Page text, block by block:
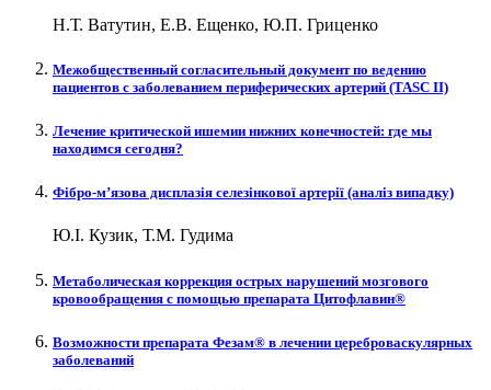
Н.Т. Ватутин, Е.В. Ещенко, Ю.П. Гриценко
Межобщественный согласительный документ по ведению
пациентов с заболеванием периферических артерий (TASC II)
Лечение критической ишемии нижних конечностей: где мы
находимся сегодня?
Фібро-м’язова дисплазія селезінкової артерії (аналіз випадку)
Ю.І. Кузик, Т.М. Гудима
Метаболическая коррекция острых нарушений мозгового
кровообращения с помощью препарата Цитофлавин®
Возможности препарата Фезам® в лечении цереброваскулярных
заболеваний